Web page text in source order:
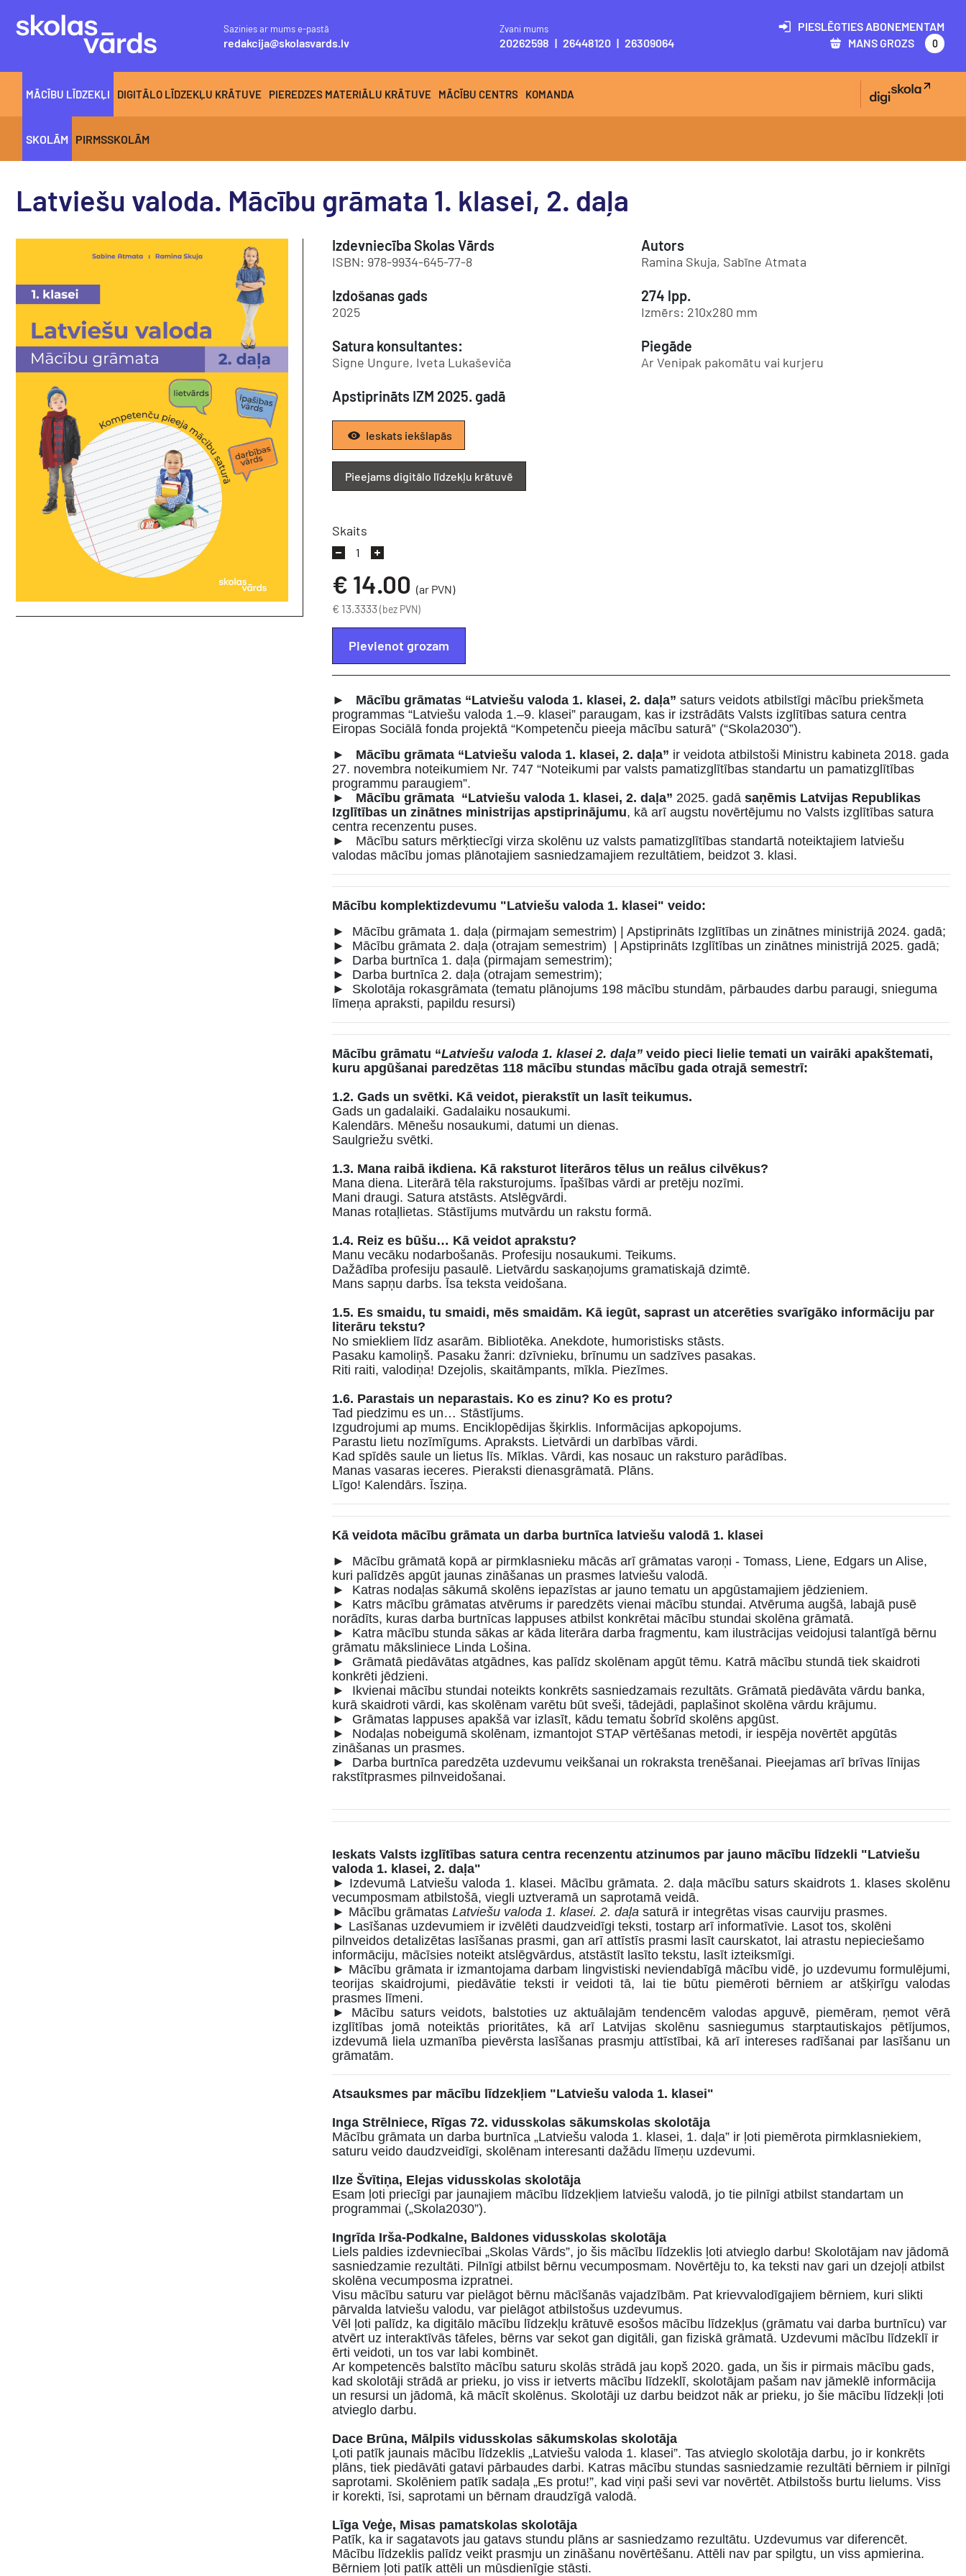
Sazinies ar mums e-pastā
redakcija@skolasvards.lv
Zvani mums
20262598 | 26448120 | 26309064
PIESLĒGTIES ABONEMENTAM
MANS GROZS
0
MĀCĪBU LĪDZEKĻI DIGITĀLO LĪDZEKĻU KRĀTUVE PIEREDZES MATERIĀLU KRĀTUVE MĀCĪBU CENTRS KOMANDA
SKOLĀM PIRMSSKOLĀM
Latviešu valoda. Mācību grāmata 1. klasei, 2. daļa
Izdevniecība Skolas Vārds
ISBN: 978-9934-645-77-8
Autors
Ramina Skuja, Sabīne Atmata
Izdošanas gads
2025
274 lpp.
Izmērs: 210x280 mm
Satura konsultantes:
Signe Ungure, Iveta Lukaševiča
Piegāde
Ar Venipak pakomātu vai kurjeru
Apstiprināts IZM 2025. gadā
Ieskats iekšlapās
Pieejams digitālo līdzekļu krātuvē
Skaits
€ 14.00 (ar PVN)
€ 13.3333(bez PVN)
Pievienot grozam
► Mācību grāmatas “Latviešu valoda 1. klasei, 2. daļa” saturs veidots atbilstīgi mācību priekšmeta
programmas “Latviešu valoda 1.–9. klasei” paraugam, kas ir izstrādāts Valsts izglītības satura centra
Eiropas Sociālā fonda projektā “Kompetenču pieeja mācību saturā” (“Skola2030”).
► Mācību grāmata “Latviešu valoda 1. klasei, 2. daļa” ir veidota atbilstoši Ministru kabineta 2018. gada
27. novembra noteikumiem Nr. 747 “Noteikumi par valsts pamatizglītības standartu un pamatizglītības
programmu paraugiem”.
► Mācību grāmata “Latviešu valoda 1. klasei, 2. daļa” 2025. gadā saņēmis Latvijas Republikas
Izglītības un zinātnes ministrijas apstiprinājumu, kā arī augstu novērtējumu no Valsts izglītības satura
centra recenzentu puses.
► Mācību saturs mērķtiecīgi virza skolēnu uz valsts pamatizglītības standartā noteiktajiem latviešu
valodas mācību jomas plānotajiem sasniedzamajiem rezultātiem, beidzot 3. klasi.
Mācību komplektizdevumu "Latviešu valoda 1. klasei" veido:
► Mācību grāmata 1. daļa (pirmajam semestrim) | Apstiprināts Izglītības un zinātnes ministrijā 2024. gadā;
► Mācību grāmata 2. daļa (otrajam semestrim) | Apstiprināts Izglītības un zinātnes ministrijā 2025. gadā;
► Darba burtnīca 1. daļa (pirmajam semestrim);
► Darba burtnīca 2. daļa (otrajam semestrim);
► Skolotāja rokasgrāmata (tematu plānojums 198 mācību stundām, pārbaudes darbu paraugi, snieguma
līmeņa apraksti, papildu resursi)
Mācību grāmatu “Latviešu valoda 1. klasei 2. daļa” veido pieci lielie temati un vairāki apakštemati,
kuru apgūšanai paredzētas 118 mācību stundas mācību gada otrajā semestrī:
1.2. Gads un svētki. Kā veidot, pierakstīt un lasīt teikumus.
Gads un gadalaiki. Gadalaiku nosaukumi.
Kalendārs. Mēnešu nosaukumi, datumi un dienas.
Saulgriežu svētki.
1.3. Mana raibā ikdiena. Kā raksturot literāros tēlus un reālus cilvēkus?
Mana diena. Literārā tēla raksturojums. Īpašības vārdi ar pretēju nozīmi.
Mani draugi. Satura atstāsts. Atslēgvārdi.
Manas rotaļlietas. Stāstījums mutvārdu un rakstu formā.
1.4. Reiz es būšu… Kā veidot aprakstu?
Manu vecāku nodarbošanās. Profesiju nosaukumi. Teikums.
Dažādība profesiju pasaulē. Lietvārdu saskaņojums gramatiskajā dzimtē.
Mans sapņu darbs. Īsa teksta veidošana.
1.5. Es smaidu, tu smaidi, mēs smaidām. Kā iegūt, saprast un atcerēties svarīgāko informāciju par
literāru tekstu?
No smiekliem līdz asarām. Bibliotēka. Anekdote, humoristisks stāsts.
Pasaku kamoliņš. Pasaku žanri: dzīvnieku, brīnumu un sadzīves pasakas.
Riti raiti, valodiņa! Dzejolis, skaitāmpants, mīkla. Piezīmes.
1.6. Parastais un neparastais. Ko es zinu? Ko es protu?
Tad piedzimu es un… Stāstījums.
Izgudrojumi ap mums. Enciklopēdijas šķirklis. Informācijas apkopojums.
Parastu lietu nozīmīgums. Apraksts. Lietvārdi un darbības vārdi.
Kad spīdēs saule un lietus līs. Mīklas. Vārdi, kas nosauc un raksturo parādības.
Manas vasaras ieceres. Pieraksti dienasgrāmatā. Plāns.
Līgo! Kalendārs. Īsziņa.
Kā veidota mācību grāmata un darba burtnīca latviešu valodā 1. klasei
► Mācību grāmatā kopā ar pirmklasnieku mācās arī grāmatas varoņi - Tomass, Liene, Edgars un Alise,
kuri palīdzēs apgūt jaunas zināšanas un prasmes latviešu valodā.
► Katras nodaļas sākumā skolēns iepazīstas ar jauno tematu un apgūstamajiem jēdzieniem.
► Katrs mācību grāmatas atvērums ir paredzēts vienai mācību stundai. Atvēruma augšā, labajā pusē
norādīts, kuras darba burtnīcas lappuses atbilst konkrētai mācību stundai skolēna grāmatā.
► Katra mācību stunda sākas ar kāda literāra darba fragmentu, kam ilustrācijas veidojusi talantīgā bērnu
grāmatu māksliniece Linda Lošina.
► Grāmatā piedāvātas atgādnes, kas palīdz skolēnam apgūt tēmu. Katrā mācību stundā tiek skaidroti
konkrēti jēdzieni.
► Ikvienai mācību stundai noteikts konkrēts sasniedzamais rezultāts. Grāmatā piedāvāta vārdu banka,
kurā skaidroti vārdi, kas skolēnam varētu būt sveši, tādejādi, paplašinot skolēna vārdu krājumu.
► Grāmatas lappuses apakšā var izlasīt, kādu tematu šobrīd skolēns apgūst.
► Nodaļas nobeigumā skolēnam, izmantojot STAP vērtēšanas metodi, ir iespēja novērtēt apgūtās
zināšanas un prasmes.
► Darba burtnīca paredzēta uzdevumu veikšanai un rokraksta trenēšanai. Pieejamas arī brīvas līnijas
rakstītprasmes pilnveidošanai.
Ieskats Valsts izglītības satura centra recenzentu atzinumos par jauno mācību līdzekli "Latviešu
valoda 1. klasei, 2. daļa"
► Izdevumā Latviešu valoda 1. klasei. Mācību grāmata. 2. daļa mācību saturs skaidrots 1. klases skolēnu
vecumposmam atbilstošā, viegli uztveramā un saprotamā veidā.
► Mācību grāmatas Latviešu valoda 1. klasei. 2. daļa saturā ir integrētas visas caurviju prasmes.
► Lasīšanas uzdevumiem ir izvēlēti daudzveidīgi teksti, tostarp arī informatīvie. Lasot tos, skolēni
pilnveidos detalizētas lasīšanas prasmi, gan arī attīstīs prasmi lasīt caurskatot, lai atrastu nepieciešamo
informāciju, mācīsies noteikt atslēgvārdus, atstāstīt lasīto tekstu, lasīt izteiksmīgi.
► Mācību grāmata ir izmantojama darbam lingvistiski neviendabīgā mācību vidē, jo uzdevumu formulējumi,
teorijas skaidrojumi, piedāvātie teksti ir veidoti tā, lai tie būtu piemēroti bērniem ar atšķirīgu valodas
prasmes līmeni.
► Mācību saturs veidots, balstoties uz aktuālajām tendencēm valodas apguvē, piemēram, ņemot vērā
izglītības jomā noteiktās prioritātes, kā arī Latvijas skolēnu sasniegumus starptautiskajos pētījumos,
izdevumā liela uzmanība pievērsta lasīšanas prasmju attīstībai, kā arī intereses radīšanai par lasīšanu un
grāmatām.
Atsauksmes par mācību līdzekļiem "Latviešu valoda 1. klasei"
Inga Strēlniece, Rīgas 72. vidusskolas sākumskolas skolotāja
Mācību grāmata un darba burtnīca „Latviešu valoda 1. klasei, 1. daļa” ir ļoti piemērota pirmklasniekiem,
saturu veido daudzveidīgi, skolēnam interesanti dažādu līmeņu uzdevumi.
Ilze Švītiņa, Elejas vidusskolas skolotāja
Esam ļoti priecīgi par jaunajiem mācību līdzekļiem latviešu valodā, jo tie pilnīgi atbilst standartam un
programmai („Skola2030”).
Ingrīda Irša-Podkalne, Baldones vidusskolas skolotāja
Liels paldies izdevniecībai „Skolas Vārds”, jo šis mācību līdzeklis ļoti atvieglo darbu! Skolotājam nav jādomā
sasniedzamie rezultāti. Pilnīgi atbilst bērnu vecumposmam. Novērtēju to, ka teksti nav gari un dzejoļi atbilst
skolēna vecumposma izpratnei.
Visu mācību saturu var pielāgot bērnu mācīšanās vajadzībām. Pat krievvalodīgajiem bērniem, kuri slikti
pārvalda latviešu valodu, var pielāgot atbilstošus uzdevumus.
Vēl ļoti palīdz, ka digitālo mācību līdzekļu krātuvē esošos mācību līdzekļus (grāmatu vai darba burtnīcu) var
atvērt uz interaktīvās tāfeles, bērns var sekot gan digitāli, gan fiziskā grāmatā. Uzdevumi mācību līdzeklī ir
ērti veidoti, un tos var labi kombinēt.
Ar kompetencēs balstīto mācību saturu skolās strādā jau kopš 2020. gada, un šis ir pirmais mācību gads,
kad skolotāji strādā ar prieku, jo viss ir ietverts mācību līdzeklī, skolotājam pašam nav jāmeklē informācija
un resursi un jādomā, kā mācīt skolēnus. Skolotāji uz darbu beidzot nāk ar prieku, jo šie mācību līdzekļi ļoti
atvieglo darbu.
Dace Brūna, Mā lpils vidusskolas sākumskolas skolotāja
Ļoti patīk jaunais mācību līdzeklis „Latviešu valoda 1. klasei”. Tas atvieglo skolotāja darbu, jo ir konkrēts
plāns, tiek piedāvāti gatavi pārbaudes darbi. Katras mācību stundas sasniedzamie rezultāti bērniem ir pilnīgi
saprotami. Skolēniem patīk sadaļa „Es protu!”, kad viņi paši sevi var novērtēt. Atbilstošs burtu lielums. Viss
ir korekti, īsi, saprotami un bērnam draudzīgā valodā.
Līga Veģe, Misas pamatskolas skolotāja
Patīk, ka ir sagatavots jau gatavs stundu plāns ar sasniedzamo rezultātu. Uzdevumus var diferencēt.
Mācību līdzeklis palīdz veikt prasmju un zināšanu novērtēšanu. Attēli nav par spilgtu, un viss apmierina.
Bērniem ļoti patīk attēli un mūsdienīgie stāsti.